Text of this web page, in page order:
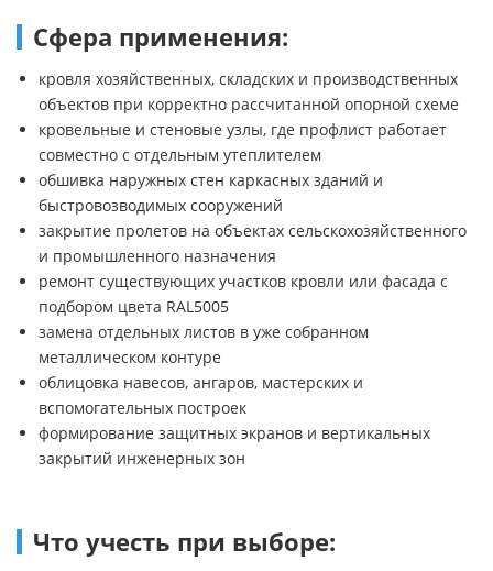
Сфера применения:
кровля хозяйственных, складских и производственных
объектов при корректно рассчитанной опорной схеме
кровельные и стеновые узлы, где профлист работает
совместно с отдельным утеплителем
обшивка наружных стен каркасных зданий и
быстровозводимых сооружений
закрытие пролетов на объектах сельскохозяйственного
и промышленного назначения
ремонт существующих участков кровли или фасада с
подбором цвета RAL5005
замена отдельных листов в уже собранном
металлическом контуре
облицовка навесов, ангаров, мастерских и
вспомогательных построек
формирование защитных экранов и вертикальных
закрытий инженерных зон
Что учесть при выборе: